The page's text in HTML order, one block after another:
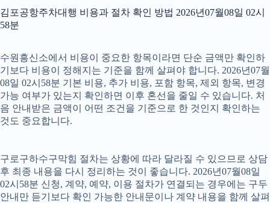
김포공항주차대행 비용과 절차 확인 방법 2026년07월08일 02시
58분
수원흥신소에서 비용이 중요한 항목이라면 단순 금액만 확인하
기보다 비용이 정해지는 기준을 함께 살펴야 합니다. 2026년07월
08일 02시58분 기본 비용, 추가 비용, 포함 항목, 제외 항목, 변경
가능 여부가 있는지 확인하면 이후 혼선을 줄일 수 있습니다. 처
음 안내받은 금액이 어떤 조건을 기준으로 한 것인지 확인하는
것도 중요합니다.
구로구하수구막힘 절차는 상황에 따라 달라질 수 있으므로 상담
후 최종 내용을 다시 정리하는 것이 좋습니다. 2026년07월08일
02시58분 신청, 계약, 예약, 이용 절차가 연결되는 경우에는 구두
안내만 듣기보다 확인 가능한 안내문이나 계약 내용을 함께 살펴